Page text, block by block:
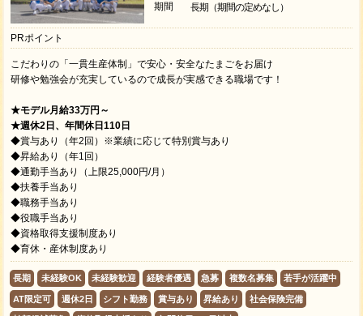
期間
長期（期間の定めなし）
PRポイント
こだわりの「一貫生産体制」で安心・安全なたまごをお届け
研修や勉強会が充実しているので成長が実感できる職場です！
★モデル月給33万円～
★週休2日、年間休日110日
◆賞与あり（年2回）※業績に応じて特別賞与あり
◆昇給あり（年1回）
◆通勤手当あり（上限25,000円/月）
◆扶養手当あり
◆職務手当あり
◆役職手当あり
◆資格取得支援制度あり
◆育休・産休制度あり
長期 未経験OK 未経験歓迎 経験者優遇 急募 複数名募集 若手が活躍中
AT限定可 週休2日 シフト勤務 賞与あり 昇給あり 社会保険完備